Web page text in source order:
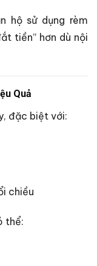
hộ sử dụng rèm
tiền” hơn dù nội
Quả
đặc biệt với:
chiều
thể: